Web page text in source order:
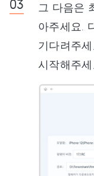
그 다음은
아주세요.
기다려주
시작해주세